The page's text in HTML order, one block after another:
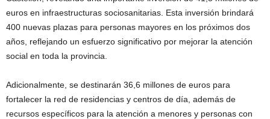
euros en infraestructuras sociosanitarias. Esta inversión brindará
400 nuevas plazas para personas mayores en los próximos dos
años, reflejando un esfuerzo significativo por mejorar la atención
social en toda la provincia.
Adicionalmente, se destinarán 36,6 millones de euros para
fortalecer la red de residencias y centros de día, además de
recursos específicos para la atención a menores y personas con